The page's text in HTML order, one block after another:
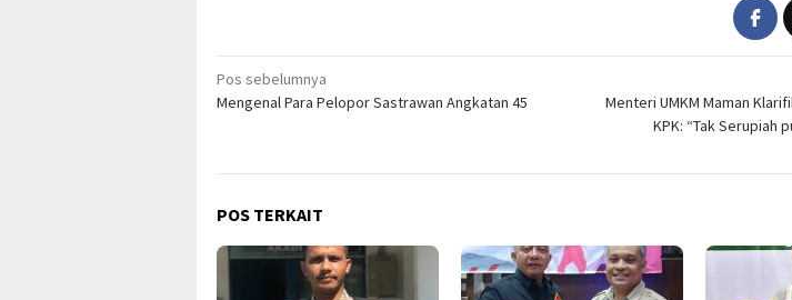
Navigasi
pos
Pos sebelumnya
Mengenal Para Pelopor Sastrawan Angkatan 45
Menteri UMKM Maman
KPK: “Tak Serupiah
POS TERKAIT